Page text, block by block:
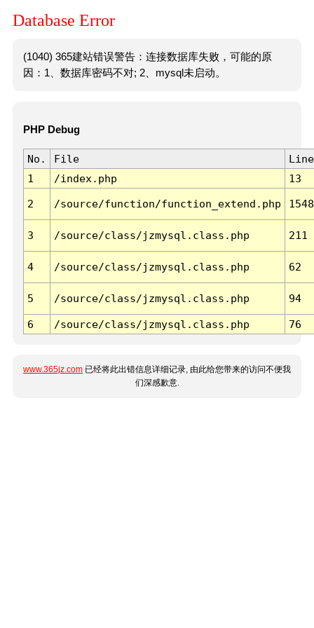
Database Error
(1040) 365建站错误警告：连接数据库失败，可能的原
因：1、数据库密码不对; 2、mysql未启动。
PHP Debug
No. File
Line
1
/index.php 13
2 /source/function/function_extend.php 1548
3 /source/class/jzmysql.class.php 211
4 /source/class/jzmysql.class.php 62
5 /source/class/jzmysql.class.php 94
6 /source/class/jzmysql.class.php 76
www.365jz.com 已经将此出错信息详细记录, 由此给您带来的访问不便我
们深感歉意.